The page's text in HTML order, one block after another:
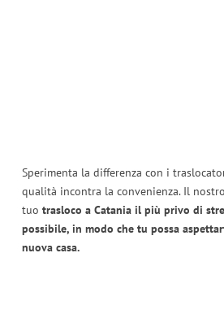
Sperimenta la differenza con i
qualità incontra la convenienza. Il
tuo trasloco a Catania il più privo di
possibile, in modo che tu possa
nuova casa.